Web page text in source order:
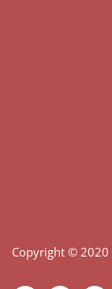
Copyright © 2020